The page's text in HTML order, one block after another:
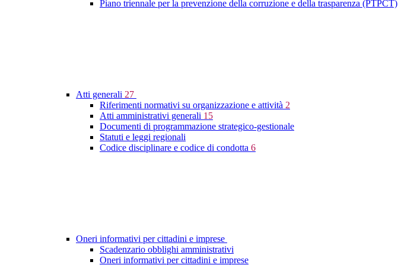
Piano triennale per la prevenzione della corruzione e della trasparenza (PTPCT)
Atti generali 27
Riferimenti normativi su organizzazione e attività 2
Atti amministrativi generali 15
Documenti di programmazione strategico-gestionale
Statuti e leggi regionali
Codice disciplinare e codice di condotta 6
Oneri informativi per cittadini e imprese
Scadenzario obblighi amministrativi
Oneri informativi per cittadini e imprese